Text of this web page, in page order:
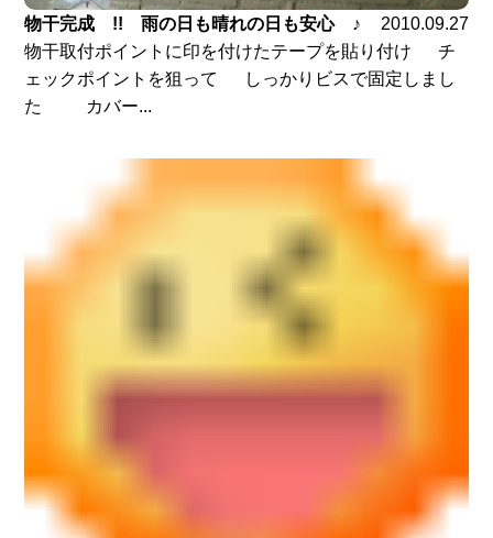
物干完成 !! 雨の日も晴れの日も安心 ♪
2010.09.27
物干取付ポイントに印を付けたテープを貼り付け チ
ェックポイントを狙って しっかりビスで固定しまし
た カバー...